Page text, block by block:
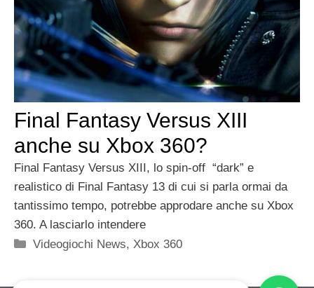
Final Fantasy Versus XIII
anche su Xbox 360?
Final Fantasy Versus XIII, lo spin-off “dark” e
realistico di Final Fantasy 13 di cui si parla ormai da
tantissimo tempo, potrebbe approdare anche su Xbox
360. A lasciarlo intendere
Categorie
Videogiochi News,Xbox 360